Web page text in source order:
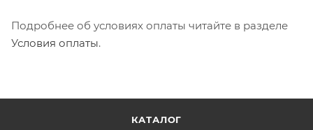
Подробнее об условиях оплаты читайте в разделе
Условия оплаты.
КАТАЛОГ